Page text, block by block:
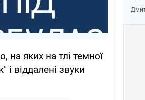
на яких на тлі темної
і віддалені звуки